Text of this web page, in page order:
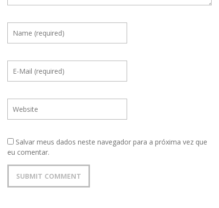
Salvar meus dados neste navegador para a próxima vez que
eu comentar.